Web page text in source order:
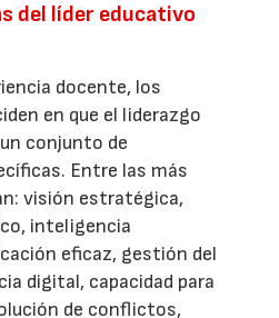
del líder educativo
docente, los
en que el liderazgo
conjunto de
Entre las más
visión estratégica,
inteligencia
eficaz, gestión del
digital, capacidad para
de conflictos,